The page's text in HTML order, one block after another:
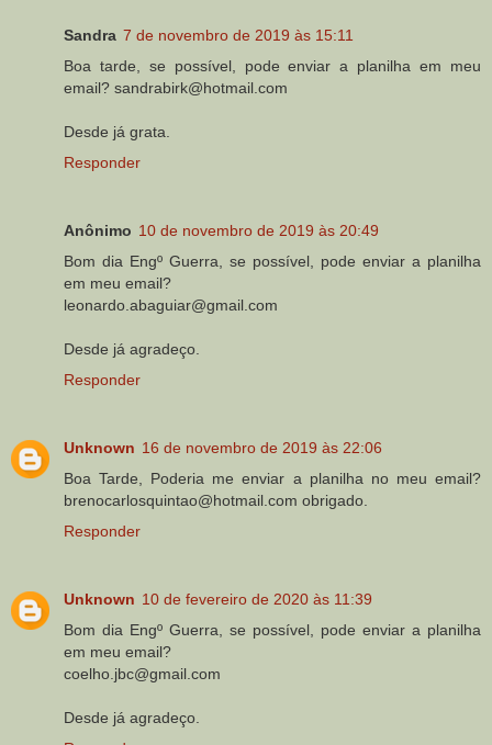
Sandra 7 de novembro de 2019 às 15:11
Boa tarde, se possível, pode enviar a planilha em meu
email? sandrabirk@hotmail.com
Desde já grata.
Responder
Anônimo 10 de novembro de 2019 às 20:49
Bom dia Engº Guerra, se possível, pode enviar a planilha
em meu email?
leonardo.abaguiar@gmail.com
Desde já agradeço.
Responder
Unknown 16 de novembro de 2019 às 22:06
Boa Tarde, Poderia me enviar a planilha no meu email?
brenocarlosquintao@hotmail.com obrigado.
Responder
Unknown 10 de fevereiro de 2020 às 11:39
Bom dia Engº Guerra, se possível, pode enviar a planilha
em meu email?
coelho.jbc@gmail.com
Desde já agradeço.